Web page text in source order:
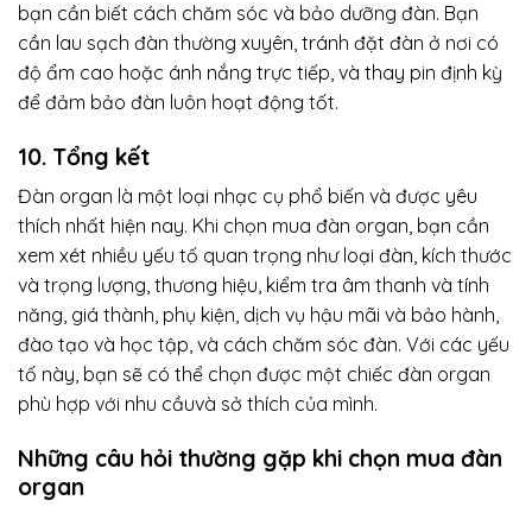
bạn cần biết cách chăm sóc và bảo dưỡng đàn. Bạn
cần lau sạch đàn thường xuyên, tránh đặt đàn ở nơi có
độ ẩm cao hoặc ánh nắng trực tiếp, và thay pin định kỳ
để đảm bảo đàn luôn hoạt động tốt.
10. Tổng kết
Đàn organ là một loại nhạc cụ phổ biến và được yêu
thích nhất hiện nay. Khi chọn mua đàn organ, bạn cần
xem xét nhiều yếu tố quan trọng như loại đàn, kích thước
và trọng lượng, thương hiệu, kiểm tra âm thanh và tính
năng, giá thành, phụ kiện, dịch vụ hậu mãi và bảo hành,
đào tạo và học tập, và cách chăm sóc đàn. Với các yếu
tố này, bạn sẽ có thể chọn được một chiếc đàn organ
phù hợp với nhu cầuvà sở thích của mình.
Những câu hỏi thường gặp khi chọn mua đàn
organ